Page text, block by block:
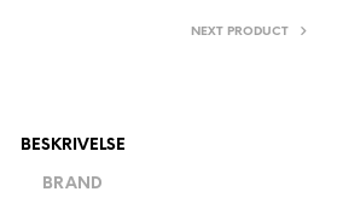
NEXT PRODUCT
BESKRIVELSE
BRAND